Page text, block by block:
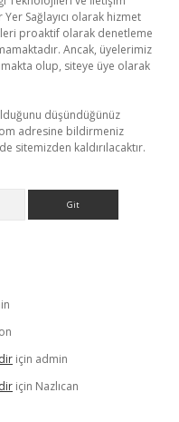
Sağlayıcı olarak hizmet
proaktif olarak denetleme
Ancak, üyelerimiz
olup, siteye üye olarak
düşündüğünüz
adresine bildirmeniz
sitemizden kaldırılacaktır.
için admin
için Nazlıcan